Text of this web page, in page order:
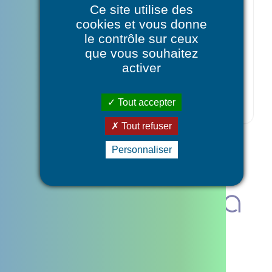
Date de dernière mise à jour :
25 octobre 2023
Ce site utilise des
cookies et vous donne
le contrôle sur ceux
que vous souhaitez
activer
Tout accepter
Tout refuser
Personnaliser